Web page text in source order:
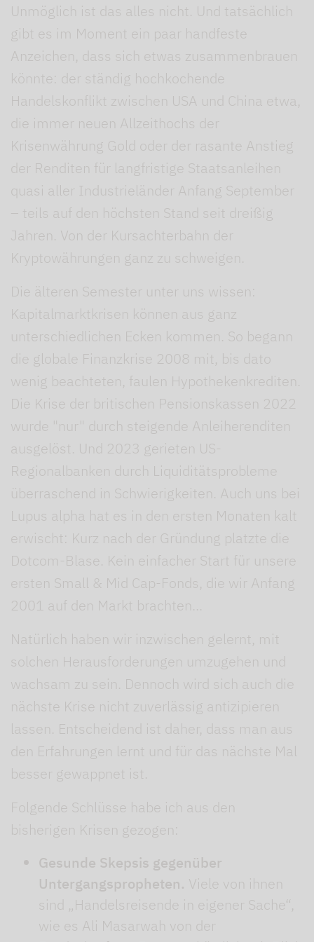
Unmöglich ist das alles nicht. Und tatsächlich
gibt es im Moment ein paar handfeste
Anzeichen, dass sich etwas zusammenbrauen
könnte: der ständig hochkochende
Handelskonflikt zwischen USA und China etwa,
die immer neuen Allzeithochs der
Krisenwährung Gold oder der rasante Anstieg
der Renditen für langfristige Staatsanleihen
quasi aller Industrieländer Anfang September
– teils auf den höchsten Stand seit dreißig
Jahren. Von der Kursachterbahn der
Kryptowährungen ganz zu schweigen.
Die älteren Semester unter uns wissen:
Kapitalmarktkrisen können aus ganz
unterschiedlichen Ecken kommen. So begann
die globale Finanzkrise 2008 mit, bis dato
wenig beachteten, faulen Hypothekenkrediten.
Die Krise der britischen Pensionskassen 2022
wurde "nur" durch steigende Anleiherenditen
ausgelöst. Und 2023 gerieten US-
Regionalbanken durch Liquiditätsprobleme
überraschend in Schwierigkeiten. Auch uns bei
Lupus alpha hat es in den ersten Monaten kalt
erwischt: Kurz nach der Gründung platzte die
Dotcom-Blase. Kein einfacher Start für unsere
ersten Small & Mid Cap-Fonds, die wir Anfang
2001 auf den Markt brachten...
Natürlich haben wir inzwischen gelernt, mit
solchen Herausforderungen umzugehen und
wachsam zu sein. Dennoch wird sich auch die
nächste Krise nicht zuverlässig antizipieren
lassen. Entscheidend ist daher, dass man aus
den Erfahrungen lernt und für das nächste Mal
besser gewappnet ist.
Folgende Schlüsse habe ich aus den
bisherigen Krisen gezogen:
Gesunde Skepsis gegenüber
Untergangspropheten. Viele von ihnen
sind „Handelsreisende in eigener Sache“,
wie es Ali Masarwah von der